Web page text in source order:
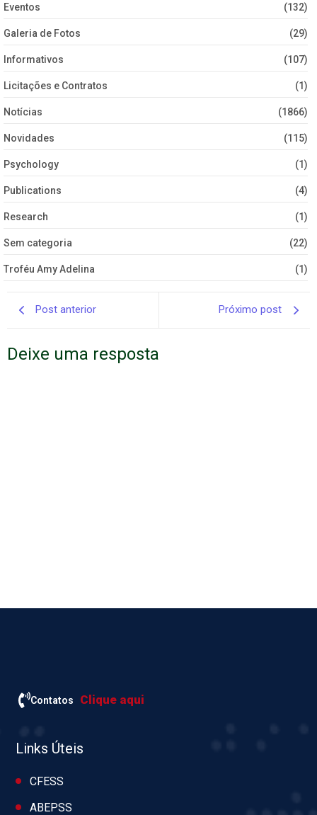
Eventos (132)
Galeria de Fotos (29)
Informativos (107)
Licitações e Contratos (1)
Notícias (1866)
Novidades (115)
Psychology (1)
Publications (4)
Research (1)
Sem categoria (22)
Troféu Amy Adelina (1)
Post anterior Próximo post
Deixe uma resposta
Contatos Clique aqui
Links Úteis
CFESS
ABEPSS